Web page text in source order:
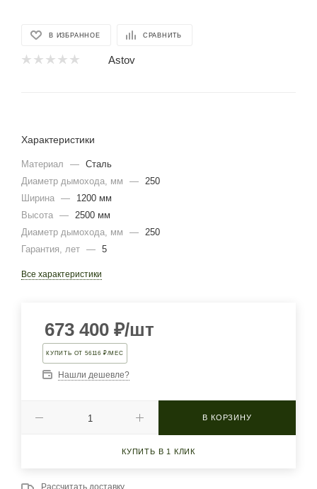
В ИЗБРАННОЕ СРАВНИТЬ
Astov
Характеристики
Материал — Сталь
Диаметр дымохода, мм
— 250
Ширина —
1200 мм
Высота — 2500 мм
Диаметр дымохода, мм
— 250
Гарантия, лет — 5
Все характеристики
673 400 ₽/шт
КУПИТЬ ОТ 56116 ₽/МЕС
Нашли дешевле?
В КОРЗИНУ
КУПИТЬ В 1 КЛИК
Рассчитать доставку